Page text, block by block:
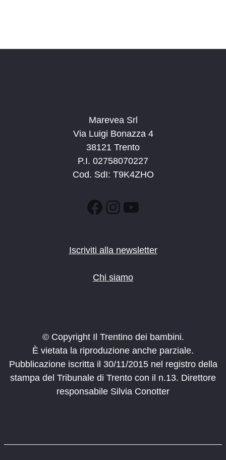
Marevea Srl
Via Luigi Bonazza 4
38121 Trento
P.I. 02758070227
Cod. SdI: T9K4ZHO
Facebook
Instagram
YouTube
Iscriviti alla newsletter
Chi siamo
© Copyright Il Trentino dei bambini.
È vietata la riproduzione anche parziale.
Pubblicazione iscritta il 30/11/2015 nel registro della
stampa del Tribunale di Trento con il n.13. Direttore
responsabile Silvia Conotter